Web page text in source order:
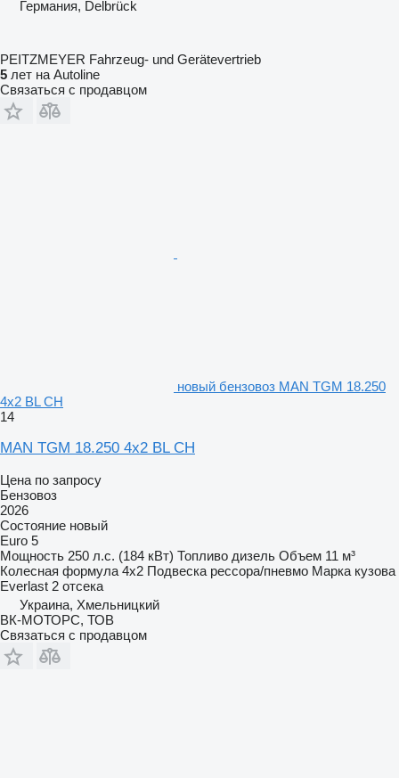
Германия, Delbrück
PEITZMEYER Fahrzeug- und Gerätevertrieb
5 лет на Autoline
Связаться с продавцом
новый бензовоз MAN TGM 18.250
4x2 BL CH
14
MAN TGM 18.250 4x2 BL CH
Цена по запросу
Бензовоз
2026
Состояние новый
Euro 5
Мощность 250 л.с. (184 кВт) Топливо дизель Объем 11 м³
Колесная формула 4x2 Подвеска рессора/пневмо Марка кузова
Everlast 2 отсека
Украина, Хмельницкий
ВК-МОТОРС, ТОВ
Связаться с продавцом